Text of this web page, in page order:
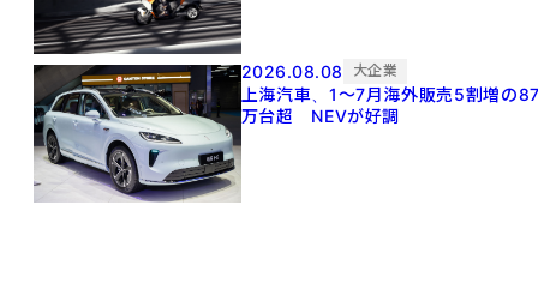
2026.08.08 大企業
上海汽車、1～7月海外販売5割増の
万台超 NEVが好調